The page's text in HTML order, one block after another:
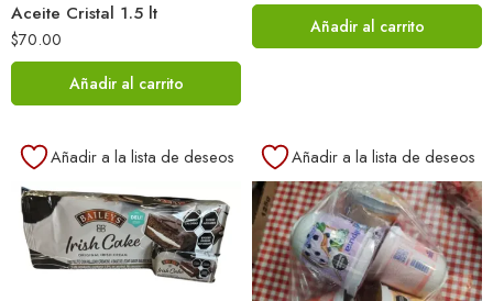
Aceite Cristal 1.5 lt
$70.00
Añadir al carrito
Añadir al carrito
Añadir a la lista de deseos Añadir a la lista de deseos